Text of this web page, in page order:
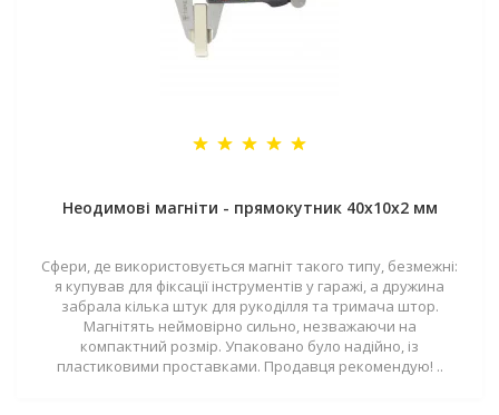
Неодимові магніти - прямокутник 40x10x2 мм
Сфери, де використовується магніт такого типу, безмежні:
я купував для фіксації інструментів у гаражі, а дружина
забрала кілька штук для рукоділля та тримача штор.
Магнітять неймовірно сильно, незважаючи на
компактний розмір. Упаковано було надійно, із
пластиковими проставками. Продавця рекомендую! ..